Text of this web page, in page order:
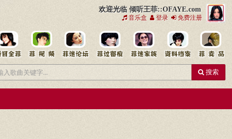
欢迎光临 倾听王菲::OFAYE.com
音乐盒 登录 免费注册
搜索